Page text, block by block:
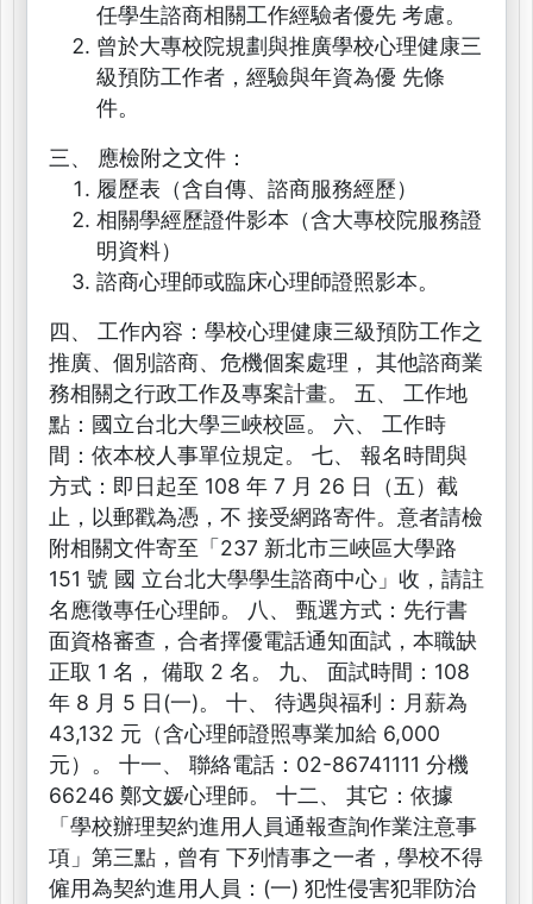
任學生諮商相關工作經驗者優先 考慮。
曾於大專校院規劃與推廣學校心理健康三
級預防工作者，經驗與年資為優 先條
件。
三、 應檢附之文件：
履歷表（含自傳、諮商服務經歷）
相關學經歷證件影本（含大專校院服務證
明資料）
諮商心理師或臨床心理師證照影本。
四、 工作內容：學校心理健康三級預防工作之
推廣、個別諮商、危機個案處理， 其他諮商業
務相關之行政工作及專案計畫。 五、 工作地
點：國立台北大學三峽校區。 六、 工作時
間：依本校人事單位規定。 七、 報名時間與
方式：即日起至 108 年 7 月 26 日（五）截
止，以郵戳為憑，不 接受網路寄件。意者請檢
附相關文件寄至「237 新北市三峽區大學路
151 號 國 立台北大學學生諮商中心」收，請註
名應徵專任心理師。 八、 甄選方式：先行書
面資格審查，合者擇優電話通知面試，本職缺
正取 1 名， 備取 2 名。 九、 面試時間：108
年 8 月 5 日(一)。 十、 待遇與福利：月薪為
43,132 元（含心理師證照專業加給 6,000
元）。 十一、 聯絡電話：02-86741111 分機
66246 鄭文媛心理師。 十二、 其它：依據
「學校辦理契約進用人員通報查詢作業注意事
項」第三點，曾有 下列情事之一者，學校不得
僱用為契約進用人員：(一) 犯性侵害犯罪防治